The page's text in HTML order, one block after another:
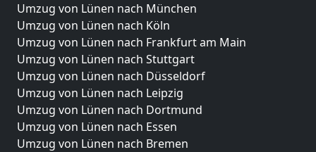
Umzug von Lünen nach München
Umzug von Lünen nach Köln
Umzug von Lünen nach Frankfurt am Main
Umzug von Lünen nach Stuttgart
Umzug von Lünen nach Düsseldorf
Umzug von Lünen nach Leipzig
Umzug von Lünen nach Dortmund
Umzug von Lünen nach Essen
Umzug von Lünen nach Bremen